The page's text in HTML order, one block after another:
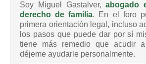
Soy Miguel Gastalver,abogado
derecho de familia. En el foro
primera orientación legal, incluso
los pasos que puede dar por sí
tiene más remedio que acudir
déjeme ayudarle personalmente.